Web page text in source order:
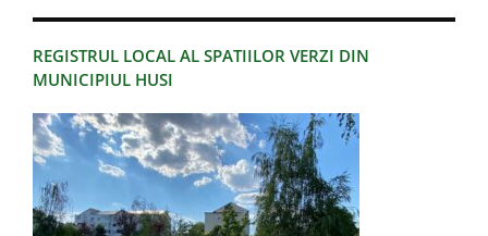
REGISTRUL LOCAL AL SPATIILOR VERZI DIN
MUNICIPIUL HUSI